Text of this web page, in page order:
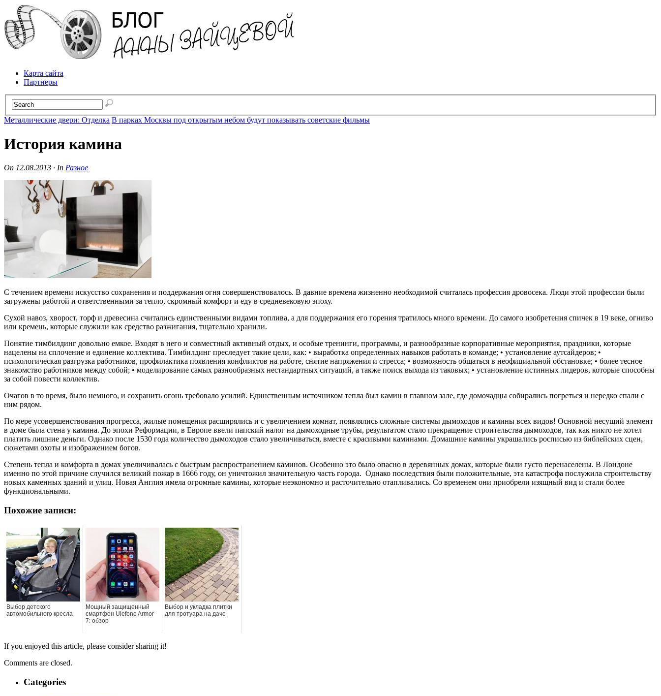
Карта сайта
Партнеры
Металлические двери: Отделка В парках Москвы под открытым небом будут показывать советские фильмы
История камина
On 12.08.2013 · In Разное
С течением времени искусство сохранения и поддержания огня совершенствовалось. В давние времена жизненно необходимой считалась профессия дровосека. Люди этой профессии были
загружены работой и ответственными за тепло, скромный комфорт и еду в средневековую эпоху.
Сухой навоз, хворост, торф и древесина считались единственными видами топлива, а для поддержания его горения тратилось много времени. До самого изобретения спичек в 19 веке, огниво
или кремень, которые служили как средство разжигания, тщательно хранили.
Понятие тимбилдинг довольно емкое. Входят в него и совместный активный отдых, и особые тренинги, программы, и разнообразные корпоративные мероприятия, праздники, которые
нацелены на сплочение и единение коллектива. Тимбилдинг преследует такие цели, как: • выработка определенных навыков работать в команде; • установление аутсайдеров; •
психологическая разгрузка работников, профилактика появления конфликтов на работе, снятие напряжения и стресса; • возможность общаться в неофициальной обстановке; • более тесное
знакомство работников между собой; • моделирование самых разнообразных нестандартных ситуаций, а также поиск выхода из таковых; • установление истинных лидеров, которые способны
за собой повести коллектив.
Очагов в то время, было немного, и сохранить огонь требовало усилий. Единственным источником тепла был камин в главном зале, где домочадцы собирались погреться и нередко спали с
ним рядом.
По мере усовершенствования прогресса, жилые помещения расширялись и с увеличением комнат, появлялись сложные системы дымоходов и камины всех видов! Основной несущий элемент
в доме была стена у камина. До эпохи Реформации, в Европе ввели папский налог на дымоходные трубы, результатом стало прекращение строительства дымоходов, так как никто не хотел
платить лишние деньги. Однако после 1530 года количество дымоходов стало увеличиваться, вместе с красивыми каминами. Домашние камины украшались росписью из библейских сцен,
сюжетами охоты и изображением богов.
Степень тепла и комфорта в домах увеличивалась с быстрым распространением каминов. Особенно это было опасно в деревянных домах, которые были густо перенаселены. В Лондоне
именно по этой причине случился великий пожар в 1666 году, он уничтожил значительную часть города. Однако последствия были положительные, эта катастрофа послужила строительству
новых каменных зданий и улиц. Новая Англия имела огромные камины, которые неэкономно и расточительно отапливались. Со временем они приобрели изящный вид и стали более
функциональными.
Похожие записи:
Выбор детского
автомобильного кресла
Мощный защищенный
смартфон Ulefone Armor
7: обзор
Выбор и укладка плитки
для тротуара на даче
If you enjoyed this article, please consider sharing it!
Comments are closed.
Categories